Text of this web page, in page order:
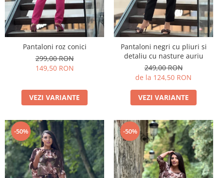
Pantaloni roz conici
299,00 RON
149,50 RON
VEZI VARIANTE
Pantaloni negri cu pliuri si
detaliu cu nasture auriu
249,00 RON
de la 124,50 RON
VEZI VARIANTE
-50% -50%